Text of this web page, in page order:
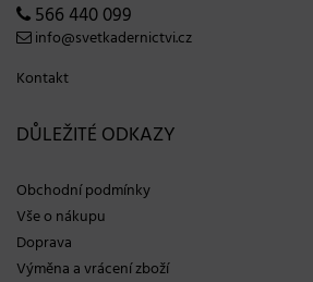
566 440 099
info@svetkadernictvi.cz
Kontakt
DŮLEŽITÉ ODKAZY
Obchodní podmínky
Vše o nákupu
Doprava
Výměna a vrácení zboží